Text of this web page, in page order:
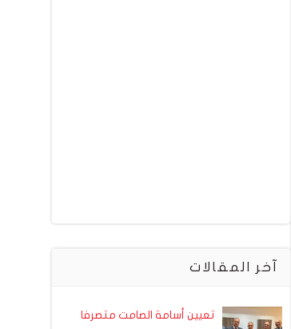
آخر المقالات
تعيين أسامة الصامت متصرفا